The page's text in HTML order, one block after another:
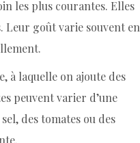
les plus courantes. Elles
Leur goût varie souvent en
à laquelle on ajoute des
peuvent varier d’une
des tomates ou des